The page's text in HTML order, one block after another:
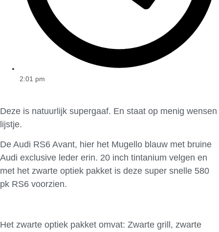
2:01 pm
Deze is natuurlijk supergaaf. En staat op menig wensen
lijstje.
De Audi RS6 Avant, hier het Mugello blauw met bruine
Audi exclusive leder erin. 20 inch tintanium velgen en
met het zwarte optiek pakket is deze super snelle 580
pk RS6 voorzien.
Het zwarte optiek pakket omvat: Zwarte grill, zwarte